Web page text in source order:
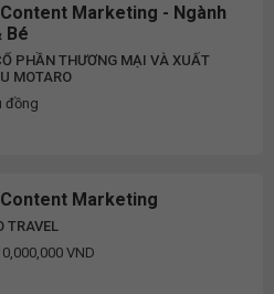
Marketing - Ngành
Bé
PHẦN THƯƠNG MẠI VÀ XUẤT
MOTARO
đồng
Content Marketing
TRAVEL
VND